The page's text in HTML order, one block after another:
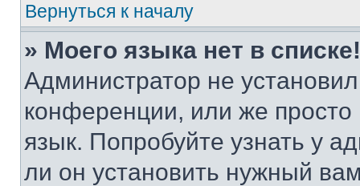
Вернуться к началу
» Моего языка нет в списке!
Администратор не
конференции, или же
язык. Попробуйте узнать у
ли он установить нужный